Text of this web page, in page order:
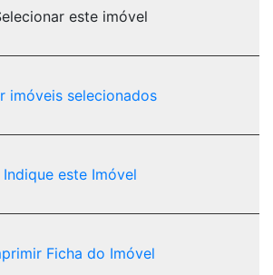
este imóvel
imóveis selecionados
Indique este Imóvel
Ficha do Imóvel